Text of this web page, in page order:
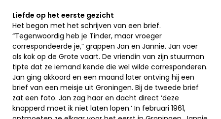
Liefde op het eerste gezicht
Het begon met het schrijven van een brief.
“Tegenwoordig heb je Tinder, maar vroeger
correspondeerde je,” grappen Jan en Jannie. Jan voer
als kok op de Grote vaart. De vriendin van zijn stuurman
tipte dat ze iemand kende die wel wilde corresponderen.
Jan ging akkoord en een maand later ontving hij een
brief van een meisje uit Groningen. Bij de tweede brief
zat een foto. Jan zag haar en dacht direct ‘deze
knapperd moet ik niet laten lopen.’ In februari 1961,